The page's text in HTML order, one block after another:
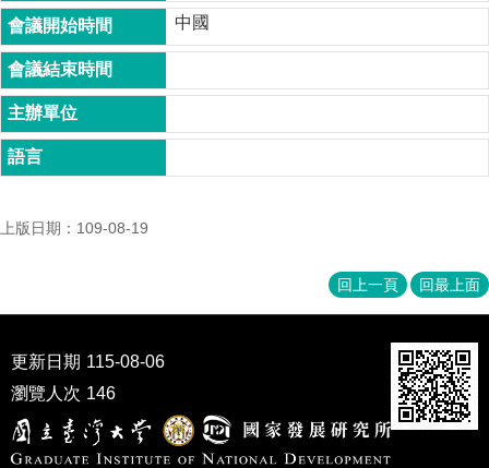
碩
士
班
在
職
專
班
術
國
發
展
究
期
中國
上版日期：109-08-19
回上一頁 回最上面
更新日期 115-08-06
瀏覽人次 146